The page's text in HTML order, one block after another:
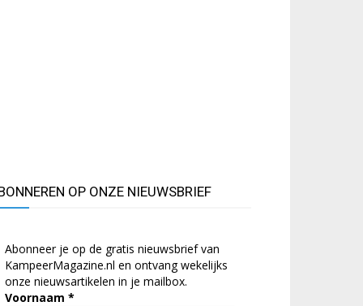
OP ONZE NIEUWSBRIEF
Abonneer je op de gratis nieuwsbrief van
KampeerMagazine.nl en ontvang wekelijks
onze nieuwsartikelen in je mailbox.
Voornaam *